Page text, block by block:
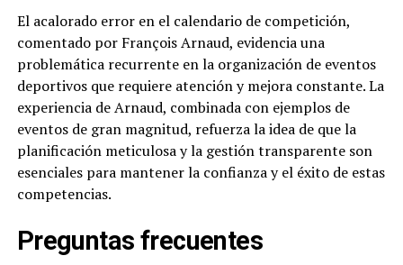
El acalorado error en el calendario de competición,
comentado por François Arnaud, evidencia una
problemática recurrente en la organización de eventos
deportivos que requiere atención y mejora constante. La
experiencia de Arnaud, combinada con ejemplos de
eventos de gran magnitud, refuerza la idea de que la
planificación meticulosa y la gestión transparente son
esenciales para mantener la confianza y el éxito de estas
competencias.
Preguntas frecuentes